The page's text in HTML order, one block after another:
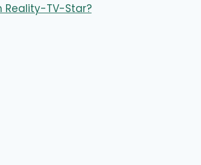
Reality-TV-Star?